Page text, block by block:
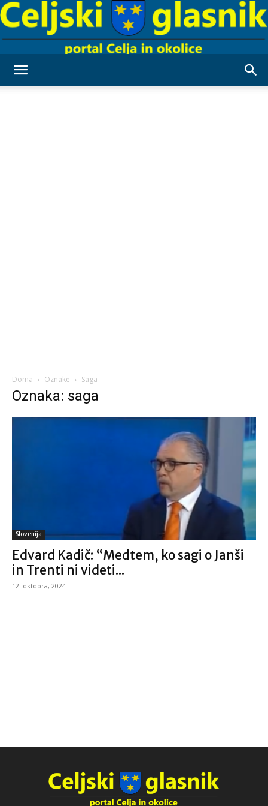
Doma Oznake Saga
Oznaka: saga
Slovenija
Edvard Kadič: “Medtem, ko sagi o Janši
in Trenti ni videti...
12. oktobra, 2024